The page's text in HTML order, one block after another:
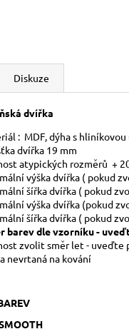
Diskuze
dvířka
: MDF,
dvířka 19 mm
atypických rozměrů +
výška dvířka ( pokud
šířka dvířka ( pokud
výška dvířka (pokud
šířka dvířka ( pokud
barev dle vzorníku -
zvolit směr let - uveďte
nevrtaná na kování